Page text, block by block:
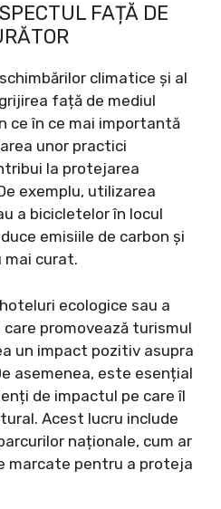
FAȚĂ DE
climatice și al
față de mediul
ce în ce mai importantă
unor practici
la protejarea
exemplu, utilizarea
a bicicletelor în locul
emisiile de carbon și
mai curat.
ecologice sau a
promovează turismul
un impact pozitiv asupra
asemenea, este esențial
de impactul pe care îl
Acest lucru include
naționale, cum ar
marcate pentru a proteja